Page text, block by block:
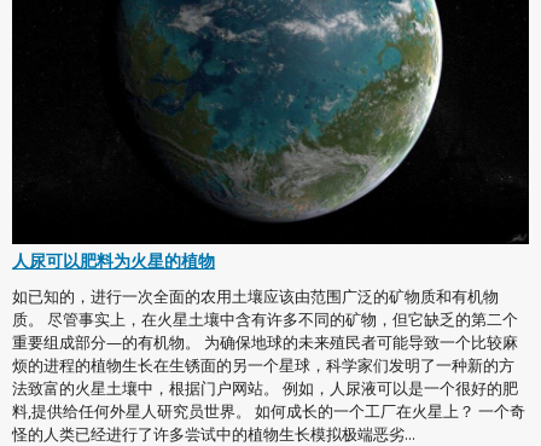
人尿可以肥料为火星的植物
如已知的，进行一次全面的农用土壤应该由范围广泛的矿物质和有机物
质。 尽管事实上，在火星土壤中含有许多不同的矿物，但它缺乏的第二个
重要组成部分—的有机物。 为确保地球的未来殖民者可能导致一个比较麻
烦的进程的植物生长在生锈面的另一个星球，科学家们发明了一种新的方
法致富的火星土壤中，根据门户网站。 例如，人尿液可以是一个很好的肥
料,提供给任何外星人研究员世界。 如何成长的一个工厂在火星上？ 一个奇
怪的人类已经进行了许多尝试中的植物生长模拟极端恶劣...